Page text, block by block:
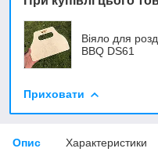
Віяло для
BBQ DS61
Приховати
Опис Характеристики